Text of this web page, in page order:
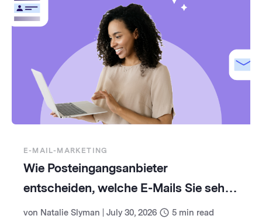
E-MAIL-MARKETING
Wie Posteingangsanbieter
entscheiden, welche E-Mails Sie sehen
(und wie Sie damit umgehen)
von Natalie Slyman July 30, 2026 5 min read